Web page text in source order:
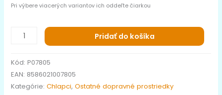
Pri výbere viacerých variantov ich oddeľte čiarkou
Pridať do košíka
Kód:P07805
EAN: 8586021007805
Kategórie:Chlapci,Ostatné dopravné prostriedky